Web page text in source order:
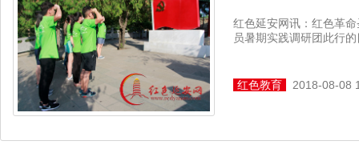
红色延安网讯：红色革
员暑期实践调研团此行
红色教育 2018-08-08